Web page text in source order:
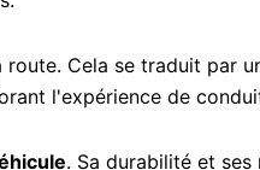
Cela se traduit par
l'expérience de
. Sa durabilité et